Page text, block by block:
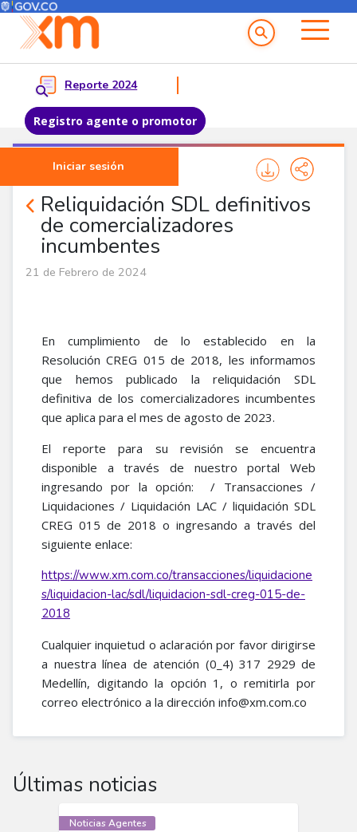
Pasar al contenido principal
Menú del Usuario
Reporte 2024
Registro agente o promotor
Iniciar sesión
Menu principal
Reliquidación SDL definitivos
de comercializadores
incumbentes
Noticias Agentes
21 de Febrero de 2024
En cumplimiento de lo establecido en la
Resolución CREG 015 de 2018, les informamos
que hemos publicado la reliquidación SDL
definitiva de los comercializadores incumbentes
que aplica para el mes de agosto de 2023.
El reporte para su revisión se encuentra
disponible a través de nuestro portal Web
ingresando por la opción: / Transacciones /
Liquidaciones / Liquidación LAC / liquidación SDL
CREG 015 de 2018 o ingresando a través del
siguiente enlace:
https://www.xm.com.co/transacciones/liquidacione
s/liquidacion-lac/sdl/liquidacion-sdl-creg-015-de-
2018
Cualquier inquietud o aclaración por favor dirigirse
a nuestra línea de atención (0_4) 317 2929 de
Medellín, digitando la opción 1, o remitirla por
correo electrónico a la dirección info@xm.com.co​​​
Últimas noticias
Noticias Agentes